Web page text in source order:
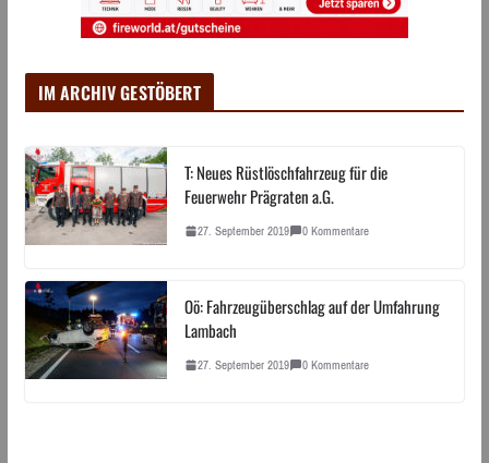
IM ARCHIV GESTÖBERT
T: Neues Rüstlöschfahrzeug für die
Feuerwehr Prägraten a.G.
27. September 2019 0 Kommentare
Oö: Fahrzeugüberschlag auf der Umfahrung
Lambach
27. September 2019 0 Kommentare